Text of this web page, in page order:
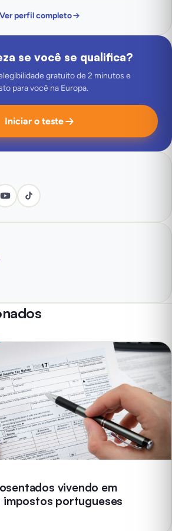
Ver perfil completo
se você se qualifica?
gratuito de 2 minutos e
para você na Europa.
Iniciar o teste
vivendo em
impostos portugueses